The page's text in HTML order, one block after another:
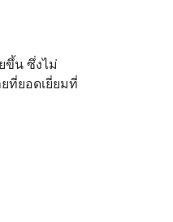
ขึ้น ซึ่งไม่
ที่ยอดเยี่ยมที่